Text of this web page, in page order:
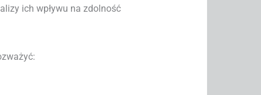
ich wpływu na zdolność